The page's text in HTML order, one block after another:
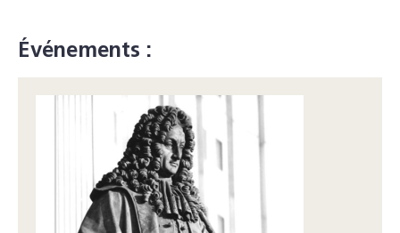
Événements :